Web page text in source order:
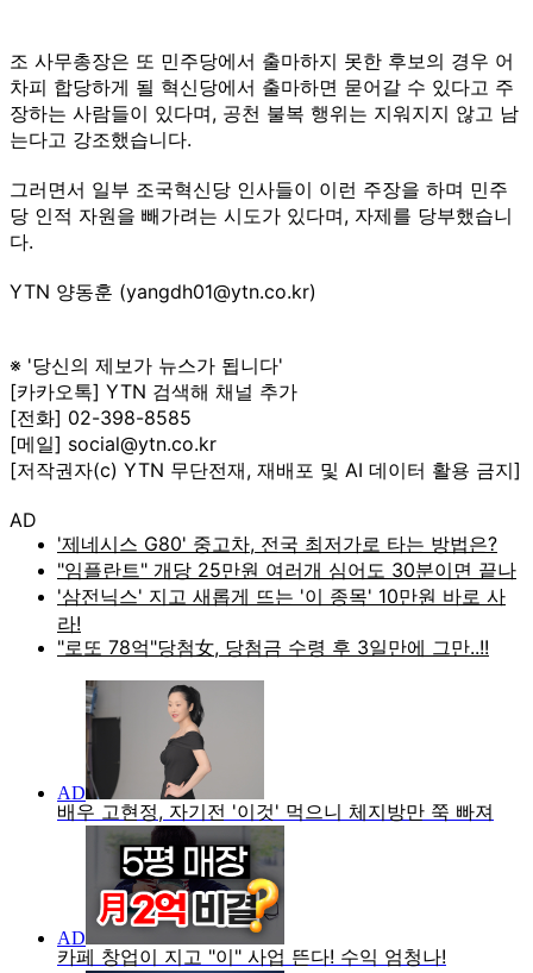
조 사무총장은 또 민주당에서 출마하지 못한 후보의 경우 어
차피 합당하게 될 혁신당에서 출마하면 묻어갈 수 있다고 주
장하는 사람들이 있다며, 공천 불복 행위는 지워지지 않고 남
는다고 강조했습니다.
그러면서 일부 조국혁신당 인사들이 이런 주장을 하며 민주
당 인적 자원을 빼가려는 시도가 있다며, 자제를 당부했습니
다.
YTN 양동훈 (yangdh01@ytn.co.kr)
※ '당신의 제보가 뉴스가 됩니다'
[카카오톡] YTN 검색해 채널 추가
[전화] 02-398-8585
[메일] social@ytn.co.kr
[저작권자(c) YTN 무단전재, 재배포 및 AI 데이터 활용 금지]
AD